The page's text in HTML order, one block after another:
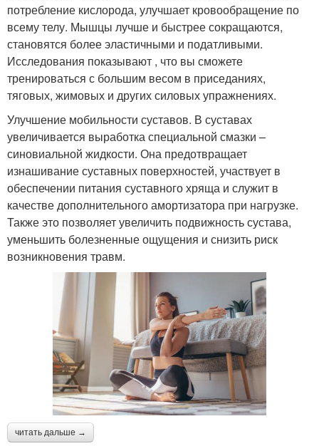
потребление кислорода, улучшает кровообращение по
всему телу. Мышцы лучше и быстрее сокращаются,
становятся более эластичными и податливыми.
Исследования показывают , что вы сможете
тренироваться с большим весом в приседаниях,
тяговых, жимовых и других силовых упражнениях.
Улучшение мобильности суставов. В суставах
увеличивается выработка специальной смазки –
синовиальной жидкости. Она предотвращает
изнашивание суставных поверхностей, участвует в
обеспечении питания суставного хряща и служит в
качестве дополнительного амортизатора при нагрузке.
Также это позволяет увеличить подвижность сустава,
уменьшить болезненные ощущения и снизить риск
возникновения травм.
читать дальше →